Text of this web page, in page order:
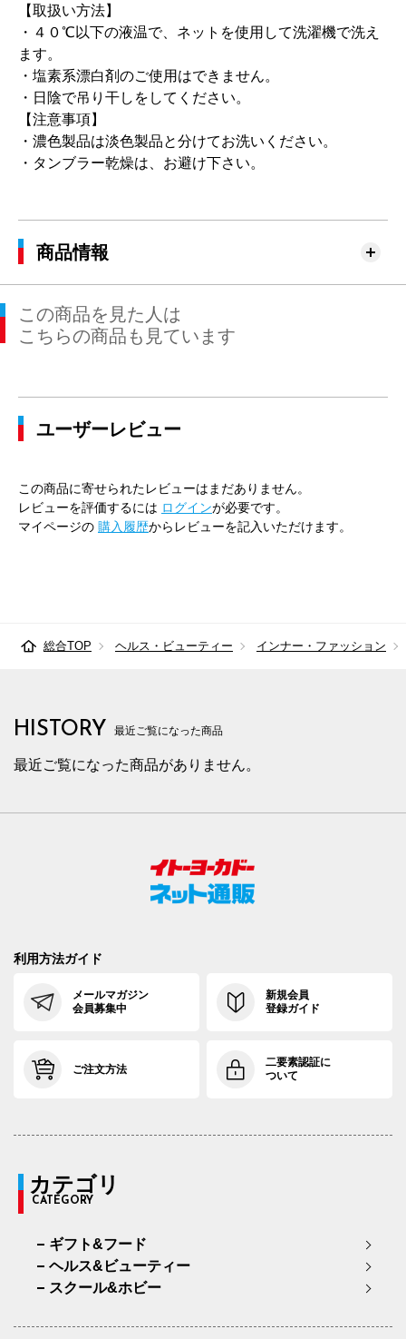
【取扱い方法】
・４０℃以下の液温で、ネットを使用して洗濯機で洗え
ます。
・塩素系漂白剤のご使用はできません。
・日陰で吊り干しをしてください。
【注意事項】
・濃色製品は淡色製品と分けてお洗いください。
・タンブラー乾燥は、お避け下さい。
商品情報
この商品を見た人は
こちらの商品も見ています
ユーザーレビュー
この商品に寄せられたレビューはまだありません。
レビューを評価するには ログインが必要です。
マイページの 購入履歴からレビューを記入いただけます。
総合TOP ヘルス・ビューティー インナー・ファッション
HISTORY 最近ご覧になった商品
最近ご覧になった商品がありません。
利用方法ガイド
メールマガジン
会員募集中
新規会員
登録ガイド
ご注文方法
二要素認証に
ついて
カテゴリ
CATEGORY
ギフト&フード
ヘルス&ビューティー
スクール&ホビー